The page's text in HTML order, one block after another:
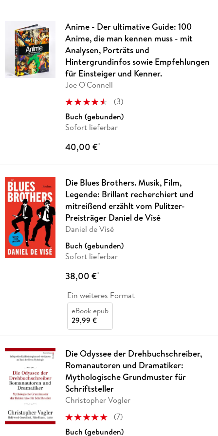
Anime - Der ultimative Guide: 100
Anime, die man kennen muss - mit
Analysen, Porträts und
Hintergrundinfos sowie Empfehlungen
für Einsteiger und Kenner.
Joe O'Connell
(3)
Buch (gebunden)
Sofort lieferbar
40,00 €*
Die Blues Brothers. Musik, Film,
Legende: Brillant recherchiert und
mitreißend erzählt vom Pulitzer-
Preisträger Daniel de Visé
Daniel de Visé
Buch (gebunden)
Sofort lieferbar
38,00 €*
Ein weiteres Format
eBook epub
29,99 €
Die Odyssee der Drehbuchschreiber,
Romanautoren und Dramatiker:
Mythologische Grundmuster für
Schriftsteller
Christopher Vogler
(7)
Buch (gebunden)